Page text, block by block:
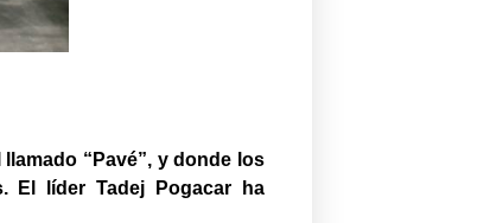
“Pavé”, y donde los
El líder Tadej Pogacar ha